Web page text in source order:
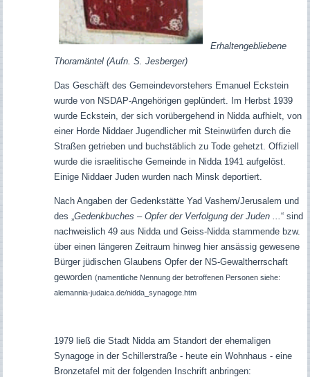
Erhaltengebliebene
Thoramäntel (Aufn. S. Jesberger)
Das Geschäft des Gemeindevorstehers Emanuel Eckstein
wurde von NSDAP-Angehörigen geplündert. Im Herbst 1939
wurde Eckstein, der sich vorübergehend in Nidda aufhielt, von
einer Horde Niddaer Jugendlicher mit Steinwürfen durch die
Straßen getrieben und buchstäblich zu Tode gehetzt. Offiziell
wurde die israelitische Gemeinde in Nidda 1941 aufgelöst.
Einige Niddaer Juden wurden nach Minsk deportiert.
Nach Angaben der Gedenkstätte Yad Vashem/Jerusalem und
des „ Gedenkbuches – Opfer der Verfolgung der Juden ... “ sind
nachweislich 49 aus Nidda und Geiss-Nidda stammende bzw.
über einen längeren Zeitraum hinweg hier ansässig gewesene
Bürger jüdischen Glaubens Opfer der NS-Gewaltherrschaft
geworden (namentliche Nennung der betroffenen Personen siehe:
alemannia-judaica.de/nidda_synagoge.htm
1979 ließ die Stadt Nidda am Standort der ehemaligen
Synagoge in der Schillerstraße - heute ein Wohnhaus - eine
Bronzetafel mit der folgenden Inschrift anbringen: